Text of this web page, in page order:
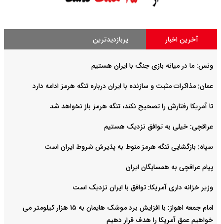
آخرین اخبار پربازدیدترین
ونس: ما در میانه بازی جنگ با ایران هستیم
عمان: مذاکرات مثبت و سازنده با ایران درباره تنگه هرمز ادامه دارد
تا آمریکا رفتارش را تصحیح نکند، تنگه هرمز باز نخواهد شد
عراقچی: خیلی به توافق نزدیک هستیم
سپاه: بازگشایی تنگه هرمز منوط به پذیرش شروط ایران است
پیام عراقچی به همسایگان ایران
وزیر خزانه داری آمریکا: توافق با ایران نزدیک است
امام‌ جمعه اهواز: با افزایش برد موشک هایمان به ۱۵ هزار کیلومتر می
خواهیم عمق آمریکا را هدف قرار دهیم